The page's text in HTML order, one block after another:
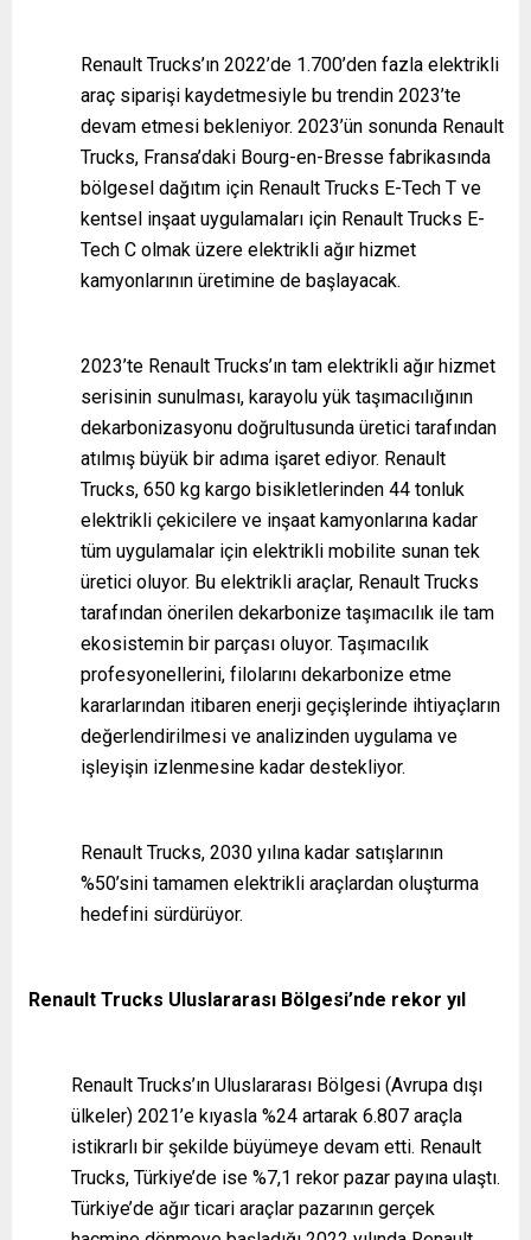
Renault Trucks’ın 2022’de 1.700’den fazla elektrikli
araç siparişi kaydetmesiyle bu trendin 2023’te
devam etmesi bekleniyor. 2023’ün sonunda Renault
Trucks, Fransa’daki Bourg-en-Bresse fabrikasında
bölgesel dağıtım için Renault Trucks E-Tech T ve
kentsel inşaat uygulamaları için Renault Trucks E-
Tech C olmak üzere elektrikli ağır hizmet
kamyonlarının üretimine de başlayacak.
2023’te Renault Trucks’ın tam elektrikli ağır hizmet
serisinin sunulması, karayolu yük taşımacılığının
dekarbonizasyonu doğrultusunda üretici tarafından
atılmış büyük bir adıma işaret ediyor. Renault
Trucks, 650 kg kargo bisikletlerinden 44 tonluk
elektrikli çekicilere ve inşaat kamyonlarına kadar
tüm uygulamalar için elektrikli mobilite sunan tek
üretici oluyor. Bu elektrikli araçlar, Renault Trucks
tarafından önerilen dekarbonize taşımacılık ile tam
ekosistemin bir parçası oluyor. Taşımacılık
profesyonellerini, filolarını dekarbonize etme
kararlarından itibaren enerji geçişlerinde ihtiyaçların
değerlendirilmesi ve analizinden uygulama ve
işleyişin izlenmesine kadar destekliyor.
Renault Trucks, 2030 yılına kadar satışlarının
%50’sini tamamen elektrikli araçlardan oluşturma
hedefini sürdürüyor.
Renault Trucks Uluslararası Bölgesi’nde rekor yıl
Renault Trucks’ın Uluslararası Bölgesi (Avrupa dışı
ülkeler) 2021’e kıyasla %24 artarak 6.807 araçla
istikrarlı bir şekilde büyümeye devam etti. Renault
Trucks, Türkiye’de ise %7,1 rekor pazar payına ulaştı.
Türkiye’de ağır ticari araçlar pazarının gerçek